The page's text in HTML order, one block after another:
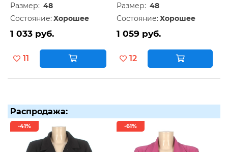
Размер: 48
Состояние: Хорошее
1 033 руб.
11
Размер: 48
Состояние: Хорошее
1 059 руб.
12
Распродажа:
-41% -61%